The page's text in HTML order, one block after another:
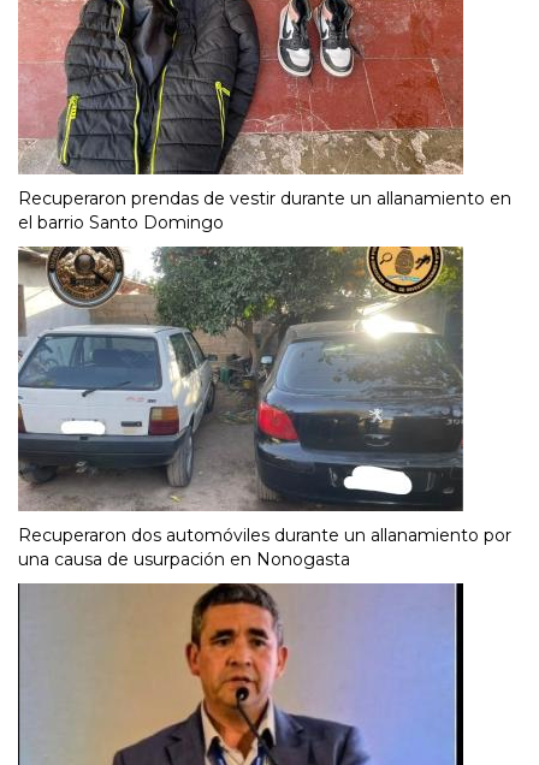
Recuperaron prendas de vestir durante un allanamiento en
el barrio Santo Domingo
Recuperaron dos automóviles durante un allanamiento por
una causa de usurpación en Nonogasta